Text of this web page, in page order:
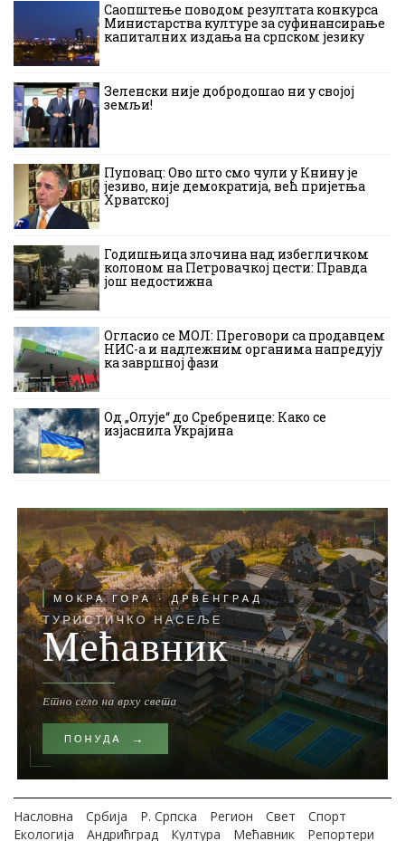
Саопштење поводом резултата конкурса
Министарства културе за суфинансирање
капиталних издања на српском језику
Зеленски није добродошао ни у својој
земљи!
Пуповац: Ово што смо чули у Книну је
језиво, није демократија, већ пријетња
Хрватској
Годишњица злочина над избегличком
колоном на Петровачкој цести: Правда
још недостижна
Огласио се МОЛ: Преговори са продавцем
НИС-а и надлежним органима напредују
ка завршној фази
Од „Олује“ до Сребренице: Како се
изјаснила Украјина
Насловна Србија Р. Српска Регион Свет
Спорт
Екологија
Андрићград Култура Мећавник Репортери